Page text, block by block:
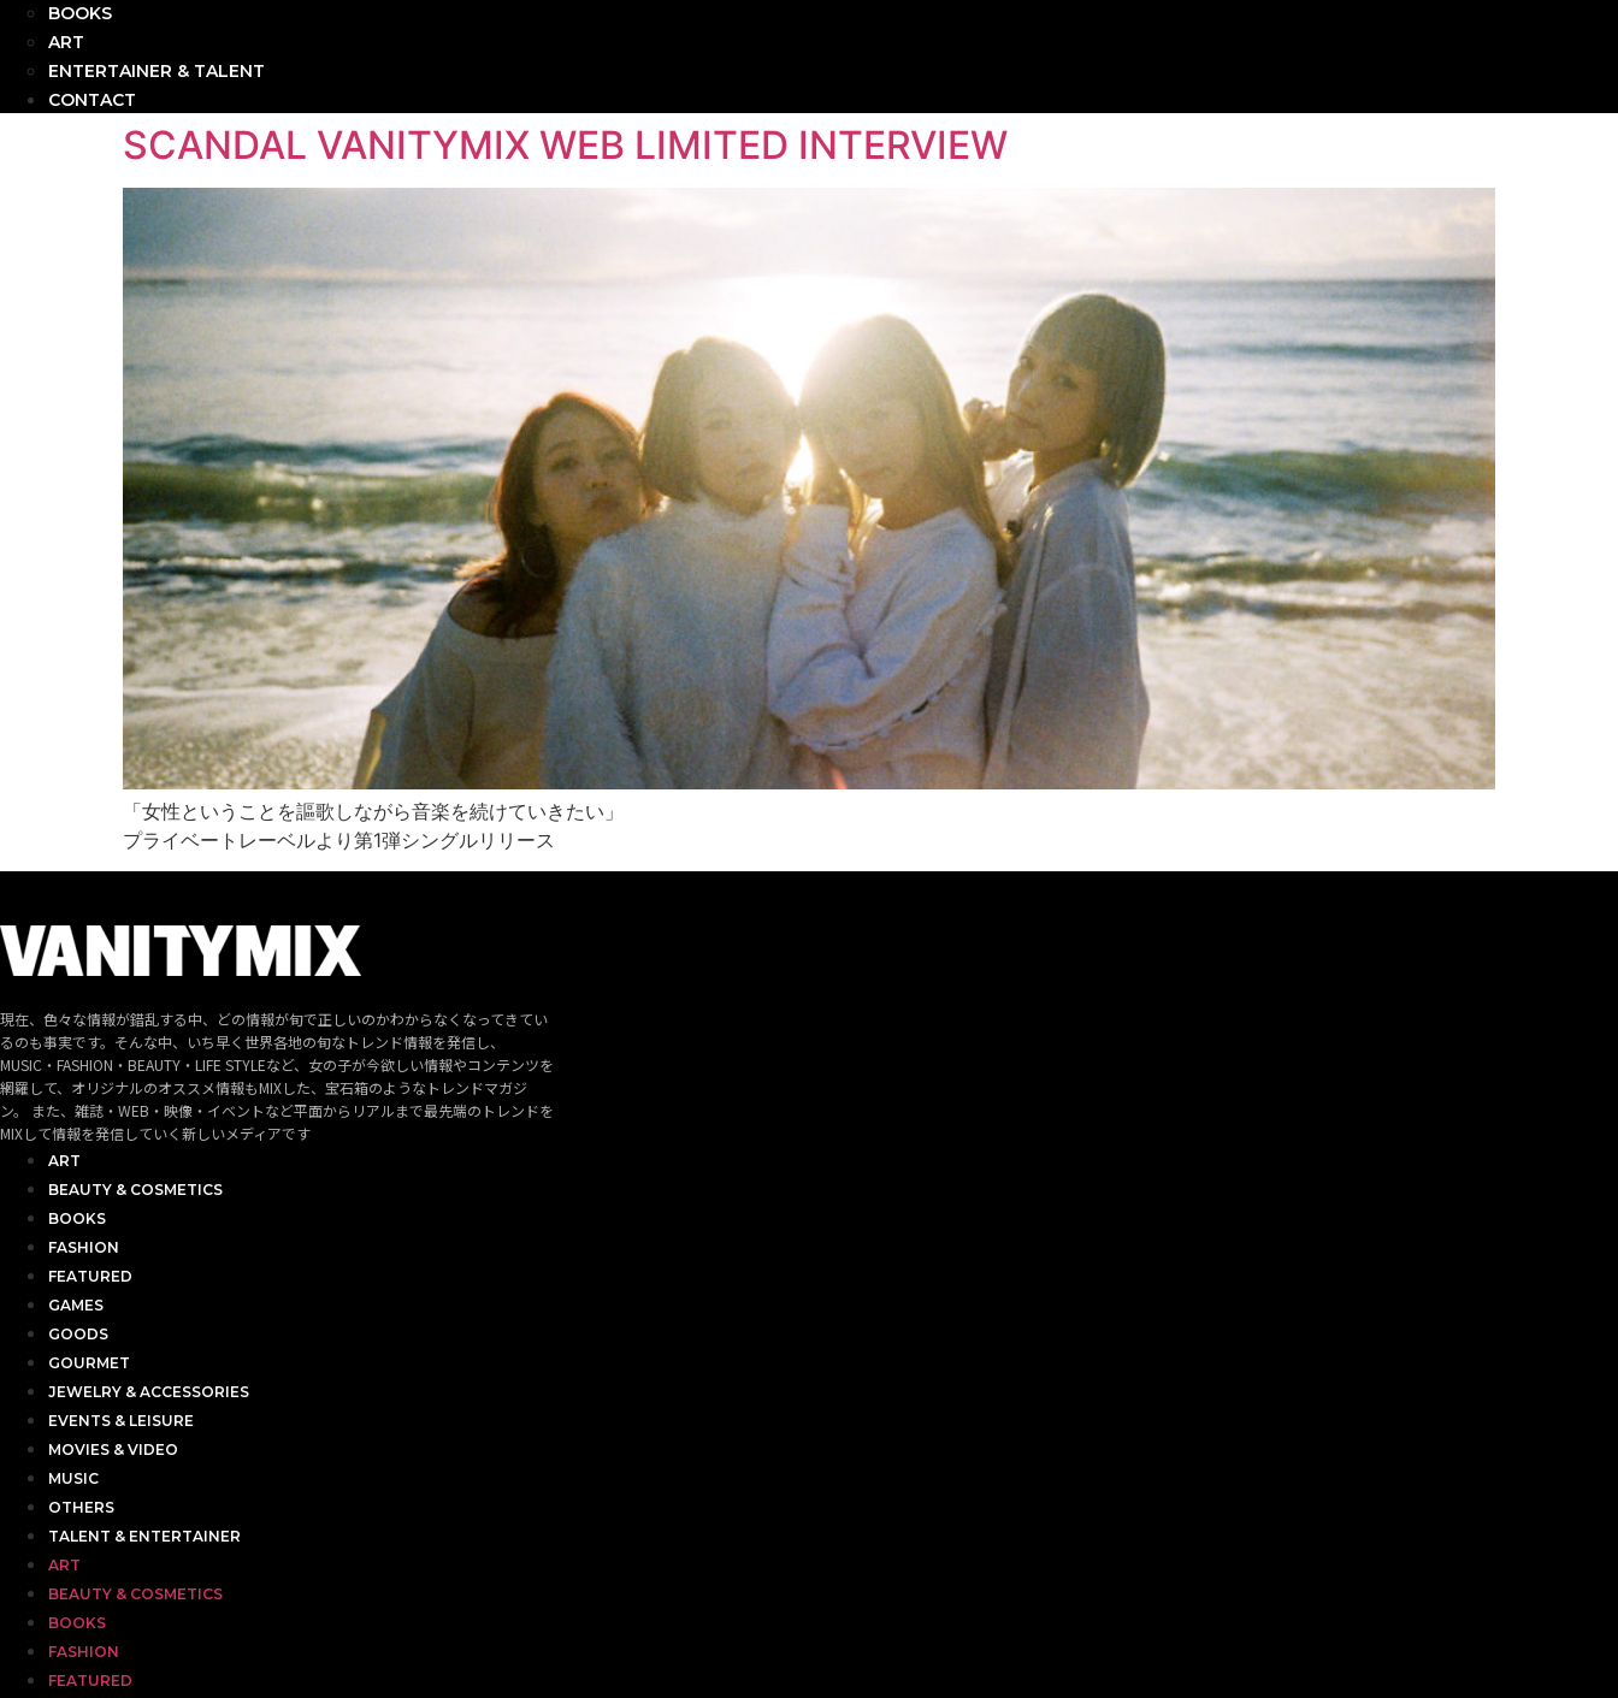
BOOKS
ART
ENTERTAINER & TALENT
CONTACT
SCANDAL VANITYMIX WEB LIMITED INTERVIEW
「女性ということを謳歌しながら音楽を続けていきたい」
プライベートレーベルより第1弾シングルリリース
現在、色々な情報が錯乱する中、どの情報が旬で正しいのかわからなくなってきてい
るのも事実です。そんな中、いち早く世界各地の旬なトレンド情報を発信し、
MUSIC・FASHION・BEAUTY・LIFE STYLEなど、女の子が今欲しい情報やコンテンツを
網羅して、オリジナルのオススメ情報もMIXした、宝石箱のようなトレンドマガジ
ン。 また、雑誌・WEB・映像・イベントなど平面からリアルまで最先端のトレンドを
MIXして情報を発信していく新しいメディアです
ART
BEAUTY & COSMETICS
BOOKS
FASHION
FEATURED
GAMES
GOODS
GOURMET
JEWELRY & ACCESSORIES
EVENTS & LEISURE
MOVIES & VIDEO
MUSIC
OTHERS
TALENT & ENTERTAINER
ART
BEAUTY & COSMETICS
BOOKS
FASHION
FEATURED